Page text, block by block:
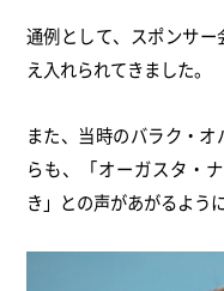
通例として、スポンサ
え入れられてきました。
また、当時のバラク・
らも、「オーガスタ・
き」との声があがるよう